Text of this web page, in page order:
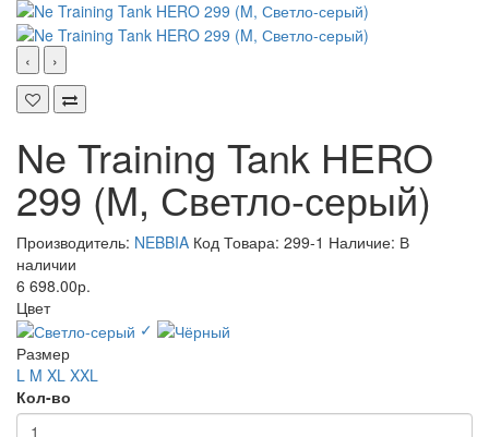
‹ ›
Ne Training Tank HERO
299 (M, Светло-серый)
Производитель: NEBBIA Код Товара: 299-1 Наличие: В
наличии
6 698.00р.
Цвет
✓
Размер
L M XL XXL
Кол-во